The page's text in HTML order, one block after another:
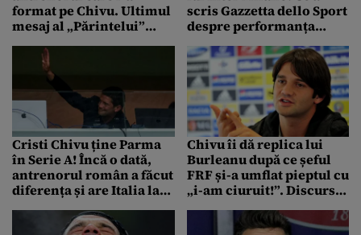
format pe Chivu. Ultimul
mesaj al „Părintelui”
scris Gazzetta dello Sport
despre performanța
Cristi Chivu ține Parma
în Serie A! Încă o dată,
antrenorul român a făcut
diferența și are Italia la
Chivu îi dă replica lui
Burleanu după ce șeful
FRF și-a umflat pieptul cu
„i-am ciuruit!”. Discursul
al naționalei